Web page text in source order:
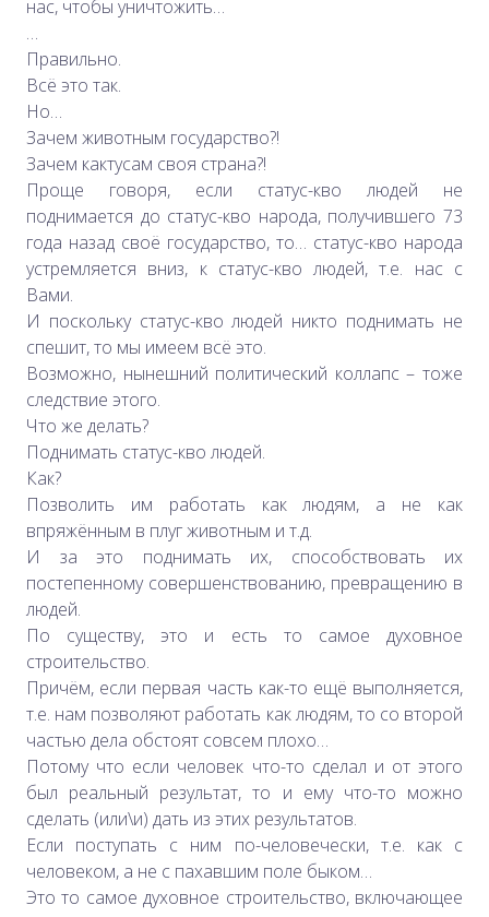
нас, чтобы уничтожить…
…
Правильно.
Всё это так.
Но…
Зачем животным государство?!
Зачем кактусам своя страна?!
Проще говоря, если статус-кво людей не
поднимается до статус-кво народа, получившего 73
года назад своё государство, то… статус-кво народа
устремляется вниз, к статус-кво людей, т.е. нас с
Вами.
И поскольку статус-кво людей никто поднимать не
спешит, то мы имеем всё это.
Возможно, нынешний политический коллапс – тоже
следствие этого.
Что же делать?
Поднимать статус-кво людей.
Как?
Позволить им работать как людям, а не как
впряжённым в плуг животным и т.д.
И за это поднимать их, способствовать их
постепенному совершенствованию, превращению в
людей.
По существу, это и есть то самое духовное
строительство.
Причём, если первая часть как-то ещё выполняется,
т.е. нам позволяют работать как людям, то со второй
частью дела обстоят совсем плохо…
Потому что если человек что-то сделал и от этого
был реальный результат, то и ему что-то можно
сделать (или\и) дать из этих результатов.
Если поступать с ним по-человечески, т.е. как с
человеком, а не с пахавшим поле быком…
Это то самое духовное строительство, включающее